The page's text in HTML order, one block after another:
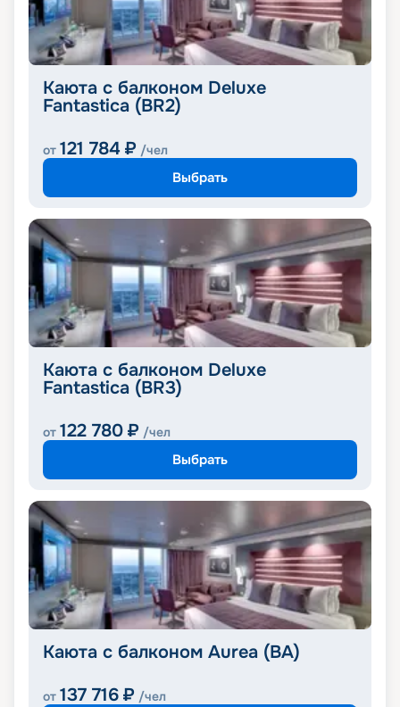
Каюта с балконом Deluxe
Fantastica (BR2)
от 121 784 ₽ /чел
Выбрать
Каюта с балконом Deluxe
Fantastica (BR3)
от 122 780 ₽ /чел
Выбрать
Каюта с балконом Aurea (BA)
от 137 716 ₽ /чел